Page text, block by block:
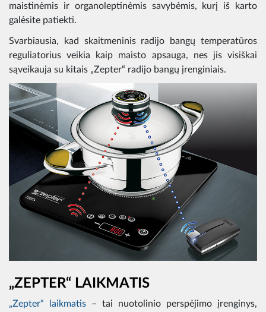
maistinėmis ir organoleptinėmis savybėmis, kurį iš karto
galėsite patiekti.
Svarbiausia, kad skaitmeninis radijo bangų temperatūros
reguliatorius veikia kaip maisto apsauga, nes jis visiškai
sąveikauja su kitais „Zepter“ radijo bangų įrenginiais.
„ZEPTER“ LAIKMATIS
„Zepter“ laikmatis – tai nuotolinio perspėjimo įrenginys,